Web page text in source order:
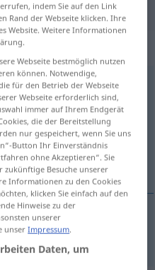
anklicken/antippen)
indem Sie auf den Link
Rand der Webseite klicken. Ihre
Website. Weitere Informationen
Webseite bestmöglich nutzen
können. Notwendige,
für den Betrieb der Webseite
Webseite erforderlich sind,
immer auf Ihrem Endgerät
die der Bereitstellung
nur gespeichert, wenn Sie uns
Button Ihr Einverständnis
ohne Akzeptieren“. Sie
Besuche unserer
Informationen zu den Cookies
klicken Sie einfach auf den
Hinweise zu der
unserer
unserImpressum.
Daten, um